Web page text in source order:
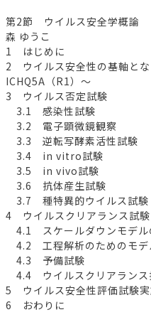
第2節 ウイルス安全学概論
森 ゆうこ
1 はじめに
2 ウイルス安全性の基軸と
ICHQ5A（R1）～
3 ウイルス否定試験
3.1 感染性試験
3.2 電子顕微鏡観察
3.3 逆転写酵素活性試験
3.4 in vitro試験
3.5 in vivo試験
3.6 抗体産生試験
3.7 種特異的ウイルス試験
4 ウイルスクリアランス試験
4.1 スケールダウンモデル
4.2 工程解析のためのモデ
4.3 予備試験
4.4 ウイルスクリアランス
5 ウイルス安全性評価試験実
6 おわりに